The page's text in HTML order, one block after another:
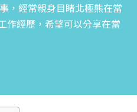
，經常親身目睹北極熊在當
作經歷，希望可以分享在當